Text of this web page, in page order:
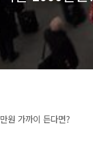
원 가까이 든다면?